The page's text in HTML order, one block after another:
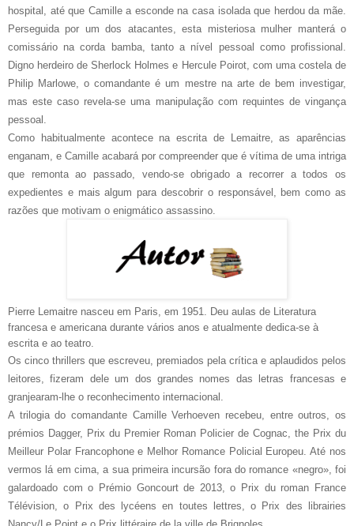
hospital, até que Camille a esconde na casa isolada que herdou da mãe.
Perseguida por um dos atacantes, esta misteriosa mulher manterá o
comissário na corda bamba, tanto a nível pessoal como profissional.
Digno herdeiro de Sherlock Holmes e Hercule Poirot, com uma costela de
Philip Marlowe, o comandante é um mestre na arte de bem investigar,
mas este caso revela-se uma manipulação com requintes de vingança
pessoal.
Como habitualmente acontece na escrita de Lemaitre, as aparências
enganam, e Camille acabará por compreender que é vítima de uma intriga
que remonta ao passado, vendo-se obrigado a recorrer a todos os
expedientes e mais algum para descobrir o responsável, bem como as
razões que motivam o enigmático assassino.
Pierre Lemaitre nasceu em Paris, em 1951. Deu aulas de Literatura
francesa e americana durante vários anos e atualmente dedica-se à
escrita e ao teatro.
Os cinco thrillers que escreveu, premiados pela crítica e aplaudidos pelos
leitores, fizeram dele um dos grandes nomes das letras francesas e
granjearam-lhe o reconhecimento internacional.
A trilogia do comandante Camille Verhoeven recebeu, entre outros, os
prémios Dagger, Prix du Premier Roman Policier de Cognac, the Prix du
Meilleur Polar Francophone e Melhor Romance Policial Europeu. Até nos
vermos lá em cima, a sua primeira incursão fora do romance «negro», foi
galardoado com o Prémio Goncourt de 2013, o Prix du roman France
Télévision, o Prix des lycéens en toutes lettres, o Prix des librairies